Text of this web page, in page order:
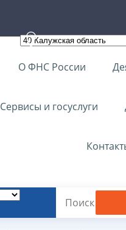
О ФНС России
Сервисы и госуслуги